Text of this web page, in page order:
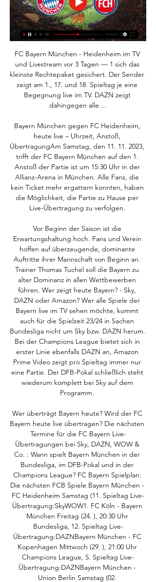
FC Bayern München - Heidenheim im TV
und Livestream vor 3 Tagen — 1 sich das
kleinste Rechtepaket gesichert. Der Sender
zeigt am 1., 17. und 18. Spieltag je eine
Begegnung live im TV. DAZN zeigt
dahingegen alle ...
Bayern München gegen FC Heidenheim,
heute live – Uhrzeit, Anstoß,
ÜbertragungAm Samstag, den 11. 11. 2023,
trifft der FC Bayern München auf den 1.
Anstoß der Partie ist um 15:30 Uhr in der
Allianz-Arena in München. Alle Fans, die
kein Ticket mehr ergattern konnten, haben
die Möglichkeit, die Partie zu Hause per
Live-Übertragung zu verfolgen.
Vor Beginn der Saison ist die
Erwartungshaltung hoch. Fans und Verein
hoffen auf überzeugende, dominante
Auftritte ihrer Mannschaft von Beginn an.
Trainer Thomas Tuchel soll die Bayern zu
alter Dominanz in allen Wettbewerben
führen. Wer zeigt heute Bayern? - Sky,
DAZN oder Amazon? Wer alle Spiele der
Bayern live im TV sehen möchte, kommt
auch für die Spielzeit 23/24 in Sachen
Bundesliga nicht um Sky bzw. DAZN herum.
Bei der Champions League bietet sich in
erster Linie ebenfalls DAZN an, Amazon
Prime Video zeigt pro Spieltag immer nur
eine Partie. Der DFB-Pokal schließlich steht
wiederum komplett bei Sky auf dem
Programm.
Wer überträgt Bayern heute? Wird der FC
Bayern heute live übertragen? Die nächsten
Termine für die FC Bayern Live-
Übertragungen bei Sky, DAZN, WOW &
Co. : Wann spielt Bayern München in der
Bundesliga, im DFB-Pokal und in der
Champions League? FC Bayern Spielplan:
Die nächsten FCB Spiele Bayern München -
FC Heidenheim Samstag (11. Spieltag Live-
Übertragung:SkyWOW1. FC Köln - Bayern
München Freitag (24. ), 20:30 Uhr
Bundesliga, 12. Spieltag Live-
Übertragung:DAZNBayern München - FC
Kopenhagen Mittwoch (29. ), 21:00 Uhr
Champions League, 5. Spieltag Live-
Übertragung:DAZNBayern München -
Union Berlin Samstag (02.